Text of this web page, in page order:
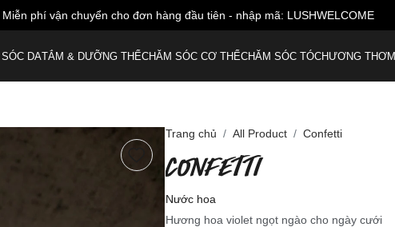
Miễn phí vận chuyển cho đơn hàng đầu tiên - nhập mã: LUSHWELCOME
DATẮM & DƯỠNG THỂCHĂM SÓC CƠ THỂCHĂM SÓC TÓCHƯƠNG THƠM
Trang chủ All Product Confetti
CONFETTI
Nước hoa
Hương hoa violet ngọt ngào cho ngày cưới